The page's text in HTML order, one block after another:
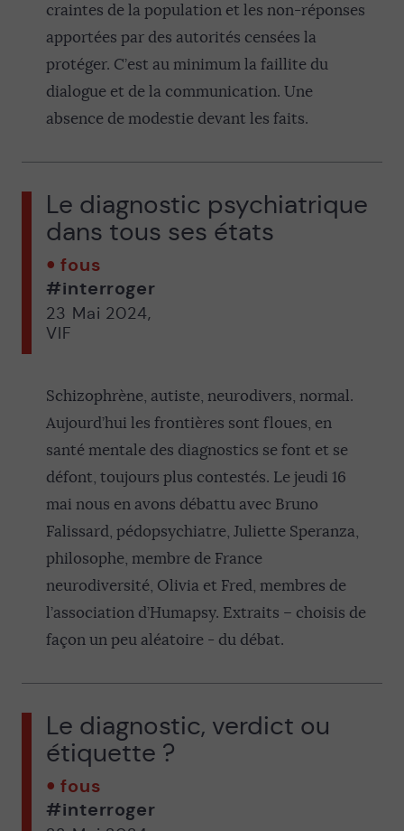
craintes de la population et les non-réponses
apportées par des autorités censées la
protéger. C’est au minimum la faillite du
dialogue et de la communication. Une
absence de modestie devant les faits.
Le diagnostic psychiatrique
dans tous ses états
fous
#interroger
23 Mai 2024,
VIF
Schizophrène, autiste, neurodivers, normal.
Aujourd’hui les frontières sont floues, en
santé mentale des diagnostics se font et se
défont, toujours plus contestés. Le jeudi 16
mai nous en avons débattu avec Bruno
Falissard, pédopsychiatre, Juliette Speranza,
philosophe, membre de France
neurodiversité, Olivia et Fred, membres de
l’association d’Humapsy. Extraits – choisis de
façon un peu aléatoire - du débat.
Le diagnostic, verdict ou
étiquette ?
fous
#interroger